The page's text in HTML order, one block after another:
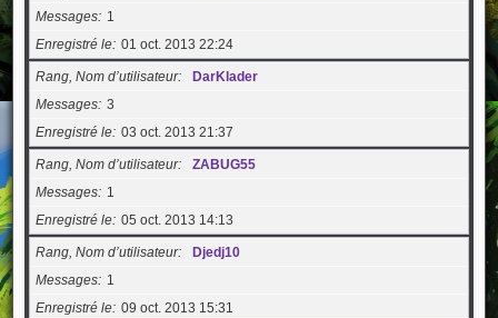
Messages
1
Enregistré le 01 oct. 2013 22:24
Rang, Nom d’utilisateur
DarKlader
Messages 3
Enregistré le 03 oct. 2013 21:37
Rang, Nom d’utilisateur
ZABUG55
Messages
1
Enregistré le 05 oct. 2013 14:13
Rang, Nom d’utilisateur
Djedj10
Messages
1
Enregistré le 09 oct. 2013 15:31